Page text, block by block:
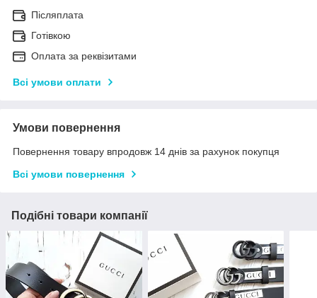
Післяплата
Готівкою
Оплата за реквізитами
Всі умови оплати
Умови повернення
Повернення товару впродовж 14 днів за рахунок покупця
Всі умови повернення
Подібні товари компанії